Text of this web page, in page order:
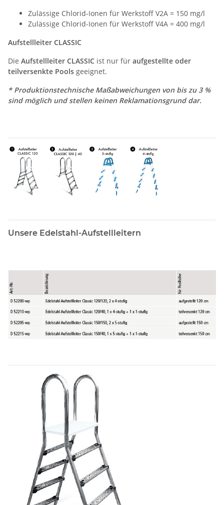
Zulässige Chlorid-Ionen für Werkstoff V2A = 150 mg/l
Zulässige Chlorid-Ionen für Werkstoff V4A = 400 mg/l
Aufstellleiter CLASSIC
Die Aufstellleiter CLASSIC ist nur für aufgestellte oder
teilversenkte Pools geeignet.
* Produktionstechnische Maßabweichungen von bis zu 3 %
sind möglich und stellen keinen Reklamationsgrund dar.
Unsere Edelstahl-Aufstellleitern